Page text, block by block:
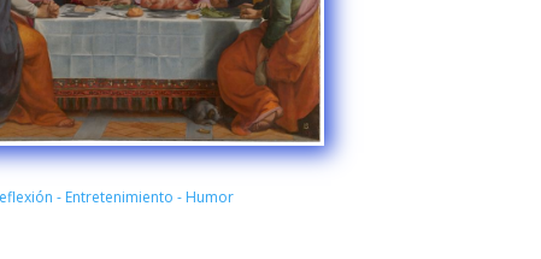
- Entretenimiento - Humor